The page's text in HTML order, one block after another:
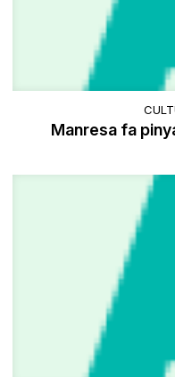
Manresa fa